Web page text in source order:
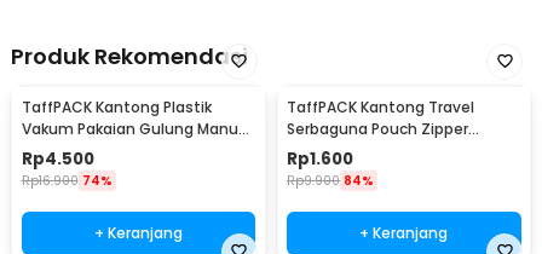
Produk Rekomendasi
TaffPACK Kantong Plastik
Vakum Pakaian Gulung Manual
40x60cm 1 PCS - TR028
Rp4.500
Rp16.900 74%
+ Keranjang
TaffPACK Kantong Travel
Serbaguna Pouch Zipper
Organizer 1 PCS - CC-003
Rp1.600
Rp9.900 84%
+ Keranjang